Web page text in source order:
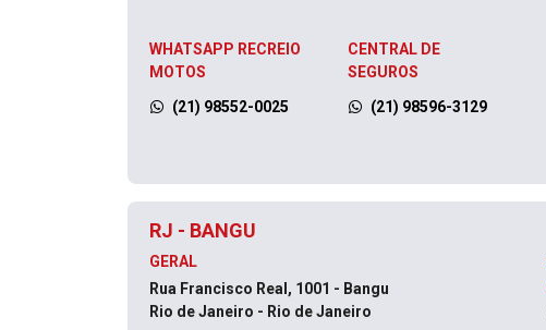
WHATSAPP RECREIO
MOTOS
(21) 98552-0025
CENTRAL DE
SEGUROS
(21) 98596-3129
RJ - BANGU
GERAL
Rua Francisco Real, 1001 - Bangu
Rio de Janeiro - Rio de Janeiro